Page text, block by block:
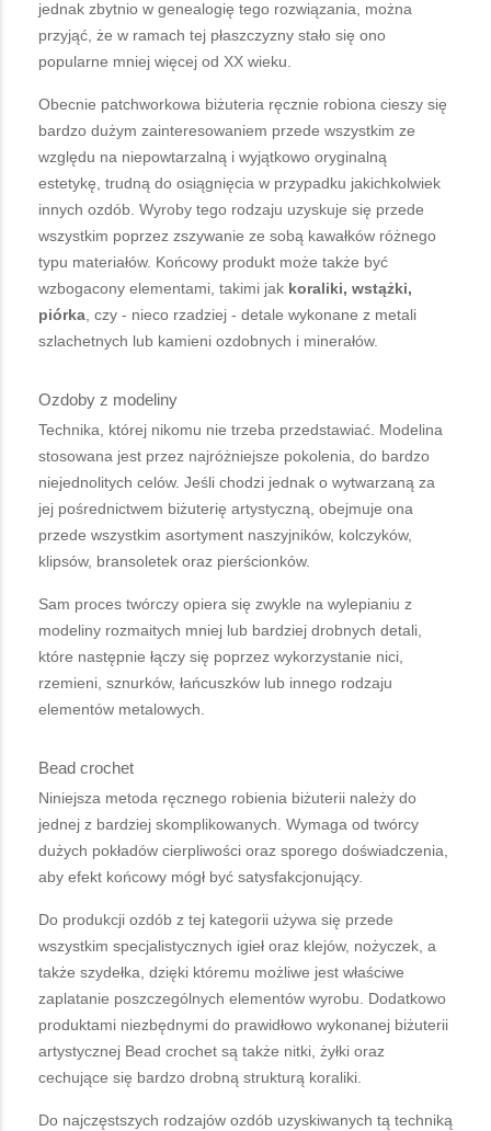
jednak zbytnio w genealogię tego rozwiązania, można
przyjąć, że w ramach tej płaszczyzny stało się ono
popularne mniej więcej od XX wieku.
Obecnie patchworkowa biżuteria ręcznie robiona cieszy się
bardzo dużym zainteresowaniem przede wszystkim ze
względu na niepowtarzalną i wyjątkowo oryginalną
estetykę, trudną do osiągnięcia w przypadku jakichkolwiek
innych ozdób. Wyroby tego rodzaju uzyskuje się przede
wszystkim poprzez zszywanie ze sobą kawałków różnego
typu materiałów. Końcowy produkt może także być
wzbogacony elementami, takimi jak koraliki, wstążki,
piórka , czy - nieco rzadziej - detale wykonane z metali
szlachetnych lub kamieni ozdobnych i minerałów.
Ozdoby z modeliny
Technika, której nikomu nie trzeba przedstawiać. Modelina
stosowana jest przez najróżniejsze pokolenia, do bardzo
niejednolitych celów. Jeśli chodzi jednak o wytwarzaną za
jej pośrednictwem biżuterię artystyczną, obejmuje ona
przede wszystkim asortyment naszyjników, kolczyków,
klipsów, bransoletek oraz pierścionków.
Sam proces twórczy opiera się zwykle na wylepianiu z
modeliny rozmaitych mniej lub bardziej drobnych detali,
które następnie łączy się poprzez wykorzystanie nici,
rzemieni, sznurków, łańcuszków lub innego rodzaju
elementów metalowych.
Bead crochet
Niniejsza metoda ręcznego robienia biżuterii należy do
jednej z bardziej skomplikowanych. Wymaga od twórcy
dużych pokładów cierpliwości oraz sporego doświadczenia,
aby efekt końcowy mógł być satysfakcjonujący.
Do produkcji ozdób z tej kategorii używa się przede
wszystkim specjalistycznych igieł oraz klejów, nożyczek, a
także szydełka, dzięki któremu możliwe jest właściwe
zaplatanie poszczególnych elementów wyrobu. Dodatkowo
produktami niezbędnymi do prawidłowo wykonanej biżuterii
artystycznej Bead crochet są także nitki, żyłki oraz
cechujące się bardzo drobną strukturą koraliki.
Do najczęstszych rodzajów ozdób uzyskiwanych tą techniką